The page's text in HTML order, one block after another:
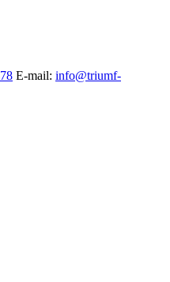
E-mail: info@triumf-